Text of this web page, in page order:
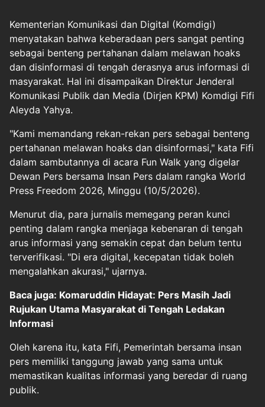
Kementerian Komunikasi dan Digital (Komdigi)
menyatakan bahwa keberadaan pers sangat penting
sebagai benteng pertahanan dalam melawan hoaks
dan disinformasi di tengah derasnya arus informasi di
masyarakat. Hal ini disampaikan Direktur Jenderal
Komunikasi Publik dan Media (Dirjen KPM) Komdigi Fifi
Aleyda Yahya.
"Kami memandang rekan-rekan pers sebagai benteng
pertahanan melawan hoaks dan disinformasi," kata Fifi
dalam sambutannya di acara Fun Walk yang digelar
Dewan Pers bersama Insan Pers dalam rangka World
Press Freedom 2026, Minggu (10/5/2026).
Menurut dia, para jurnalis memegang peran kunci
penting dalam rangka menjaga kebenaran di tengah
arus informasi yang semakin cepat dan belum tentu
terverifikasi. "Di era digital, kecepatan tidak boleh
mengalahkan akurasi," ujarnya.
Baca juga: Komaruddin Hidayat: Pers Masih Jadi
Rujukan Utama Masyarakat di Tengah Ledakan
Informasi
Oleh karena itu, kata Fifi, Pemerintah bersama insan
pers memiliki tanggung jawab yang sama untuk
memastikan kualitas informasi yang beredar di ruang
publik.